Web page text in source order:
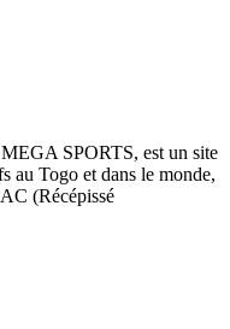
SPORTS, est un site
au Togo et dans le monde,
(Récépissé